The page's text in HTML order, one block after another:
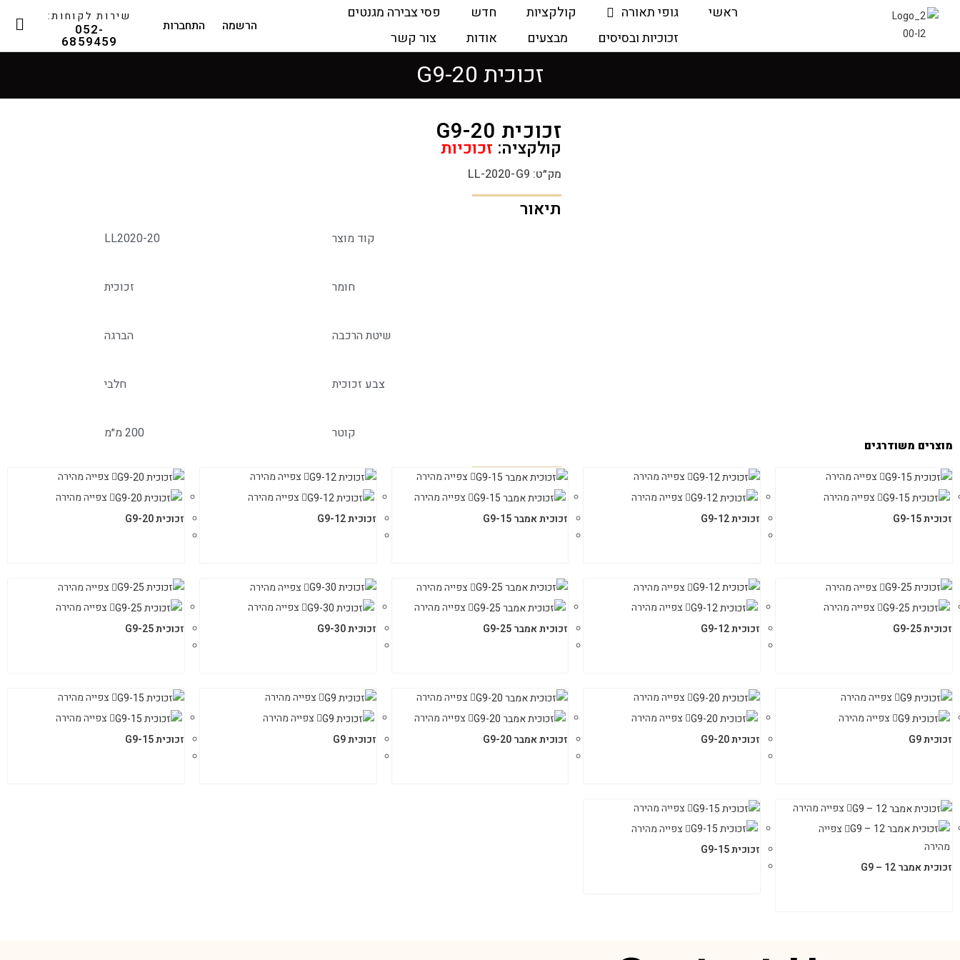
ראשי גופי תאורה קולקציות חדש
פסי צבירה מגנטים
זכוכיות ובסיסים
מבצעים אודות צור קשר
הרשמה התחברות
שירות לקוחות:
052-
6859459
זכוכית G9-20
זכוכית G9-20
קולקציה: זכוכיות
מק״ט: LL-2020-G9
תיאור
קוד מוצר LL2020-20
חומר זכוכית
שיטת הרכבה הברגה
צבע זכוכית חלבי
קוטר 200 מ״מ
מוצרים משודרגים
צפייה מהירה
צפייה מהירה
זכוכית G9-15
צפייה מהירה
צפייה מהירה
זכוכית G9-12
צפייה מהירה
צפייה מהירה
זכוכית אמבר G9-15
צפייה מהירה
צפייה מהירה
זכוכית G9-12
צפייה מהירה
צפייה מהירה
זכוכית G9-20
צפייה מהירה
צפייה מהירה
זכוכית G9-25
צפייה מהירה
צפייה מהירה
זכוכית G9-12
צפייה מהירה
צפייה מהירה
זכוכית אמבר G9-25
צפייה מהירה
צפייה מהירה
זכוכית G9-30
צפייה מהירה
צפייה מהירה
זכוכית G9-25
צפייה מהירה
צפייה מהירה
זכוכית G9
צפייה מהירה
צפייה מהירה
זכוכית G9-20
צפייה מהירה
צפייה מהירה
זכוכית אמבר G9-20
צפייה מהירה
צפייה מהירה
זכוכית G9
צפייה מהירה
צפייה מהירה
זכוכית G9-15
צפייה מהירה
צפייה
מהירה
זכוכית אמבר 12 – G9
צפייה מהירה
צפייה מהירה
זכוכית G9-15